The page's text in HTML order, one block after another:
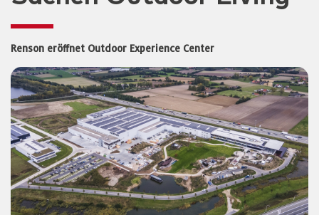
Renson eröffnet Outdoor Experience Center